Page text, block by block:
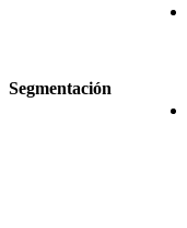
Segmentación